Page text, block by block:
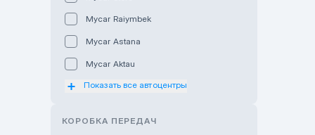
Mycar Raiymbek
Mycar Astana
Mycar Aktau
Mycar Uralsk
Показать все автоцентры
КОРОБКА ПЕРЕДАЧ